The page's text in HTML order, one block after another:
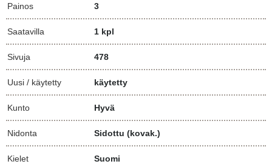
Painos 3
Saatavilla 1 kpl
Sivuja 478
Uusi / käytetty käytetty
Kunto Hyvä
Nidonta Sidottu (kovak.)
Kielet Suomi